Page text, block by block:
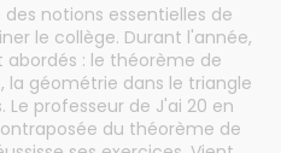
notions essentielles de
le collège. Durant l'année,
: le théorème de
la géométrie dans le triangle
professeur de J'ai 20 en
du théorème de